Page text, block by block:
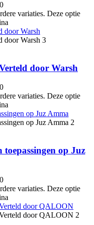
variaties. Deze optie
door Warsh
variaties. Deze optie
op Juz
variaties. Deze optie